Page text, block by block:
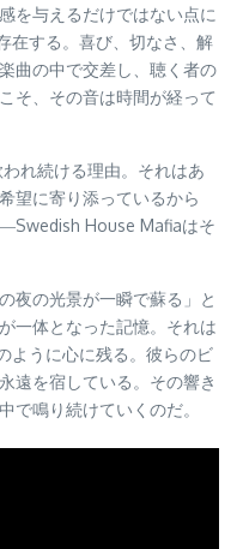
を与えるだけではない点に
在する。喜び、切なさ、解
曲の中で交差し、聴く者の
そ、その音は時間が経って
れ続ける理由。それはあ
望に寄り添っているから
House Mafiaはそ
夜の光景が一瞬で蘇る」と
一体となった記憶。それは
ように心に残る。彼らのビ
遠を宿している。その響き
で鳴り続けていくのだ。